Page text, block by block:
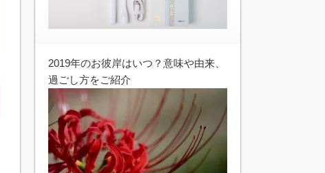
2019年のお彼岸はいつ？意味や由来、
過ごし方をご紹介